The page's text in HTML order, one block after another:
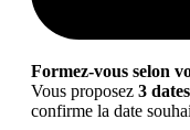
Formez-vous selon
Vous proposez 3
confirme la date